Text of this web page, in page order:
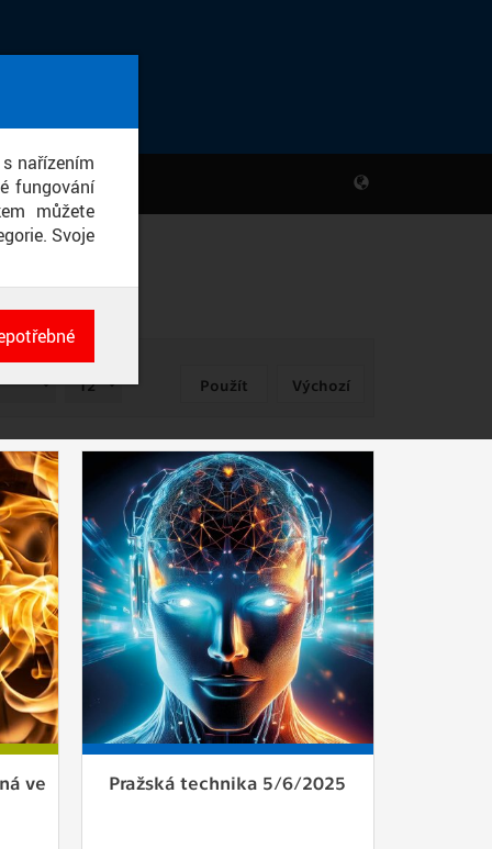
nařízením
fungování
můžete
Svoje
ve
Pražská technika 5/6/2025